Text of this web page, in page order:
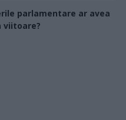
parlamentare ar avea
viitoare?